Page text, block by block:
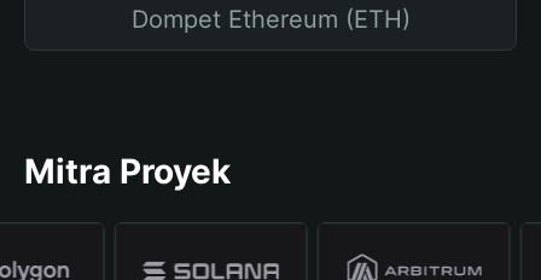
Dompet Ethereum (ETH)
Mitra Proyek